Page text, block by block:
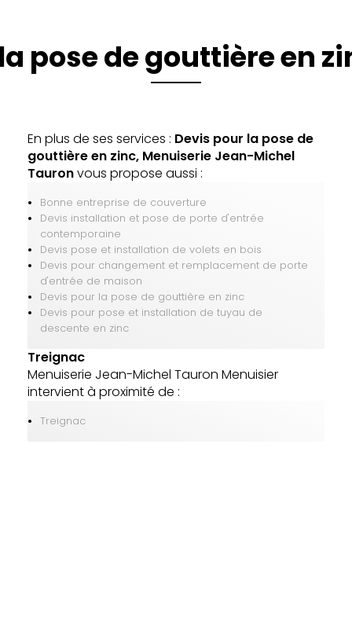
pose de gouttière en
En plus de ses services : Devis pour la pose de
gouttière en zinc, Menuiserie Jean-Michel
Tauronvous propose aussi :
Bonne entreprise de couverture
Devis installation et pose de porte d'entrée
contemporaine
Devis pose et installation de volets en bois
Devis pour changement et remplacement de porte
d'entrée de maison
Devis pour la pose de gouttière en zinc
Devis pour pose et installation de tuyau de
descente en zinc
Treignac
Menuiserie Jean-Michel Tauron Menuisier
intervient à proximité de :
Treignac